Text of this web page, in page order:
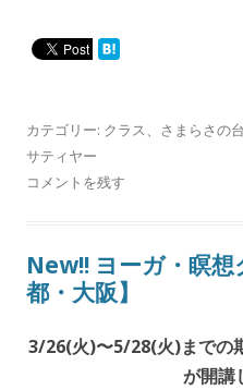
カテゴリー: クラス、 さまらさの
サティヤー
コメントを残す
New!! ヨーガ・瞑
都・大阪】
3/26(火)〜5/28(火)までの
が開講